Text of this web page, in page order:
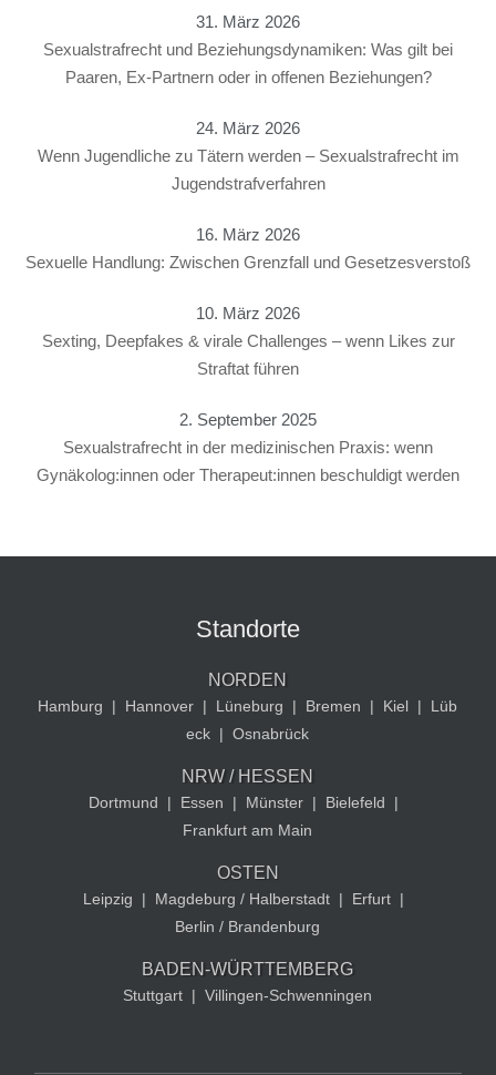
31. März 2026
Sexualstrafrecht und Beziehungsdynamiken: Was gilt bei
Paaren, Ex-Partnern oder in offenen Beziehungen?
24. März 2026
Wenn Jugendliche zu Tätern werden – Sexualstrafrecht im
Jugendstrafverfahren
16. März 2026
Sexuelle Handlung: Zwischen Grenzfall und Gesetzesverstoß
10. März 2026
Sexting, Deepfakes & virale Challenges – wenn Likes zur
Straftat führen
2. September 2025
Sexualstrafrecht in der medizinischen Praxis: wenn
Gynäkolog:innen oder Therapeut:innen beschuldigt werden
Standorte
NORDEN
Hamburg | Hannover | Lüneburg | Bremen | Kiel |
Lüb
eck | Osnabrück
NRW / HESSEN
Dortmund | Essen | Münster | Bielefeld
|
Frankfurt am Main
OSTEN
Leipzig | Magdeburg / Halberstadt | Erfurt |
Berlin / Brandenburg
BADEN-WÜRTTEMBERG
Stuttgart | Villingen-Schwenningen